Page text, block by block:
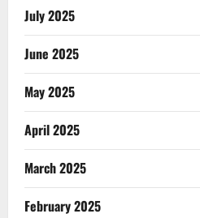
July 2025
June 2025
May 2025
April 2025
March 2025
February 2025